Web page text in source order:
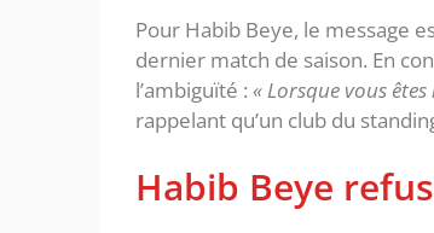
‎Pour Habib Beye, le message
dernier match de saison. En
l’ambiguïté : « Lorsque vous
rappelant qu’un club du
‎Habib Beye